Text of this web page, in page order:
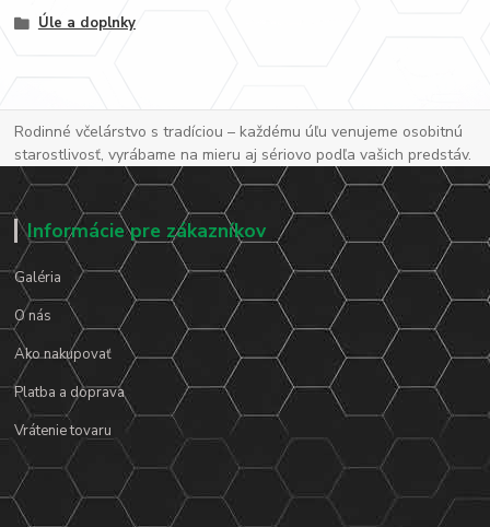
Úle a doplnky
Rodinné včelárstvo s tradíciou – každému úľu venujeme osobitnú
starostlivosť, vyrábame na mieru aj sériovo podľa vašich predstáv.
Informácie pre zákazníkov
Galéria
O nás
Ako nakupovať
Platba a doprava
Vrátenie tovaru